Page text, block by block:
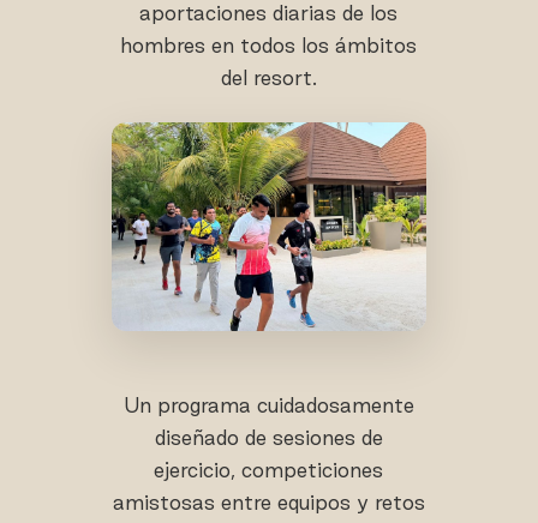
aportaciones diarias de los
hombres en todos los ámbitos
del resort.
Un programa cuidadosamente
diseñado de sesiones de
ejercicio, competiciones
amistosas entre equipos y retos